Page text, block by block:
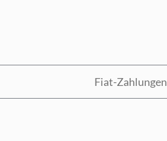
Fiat-Zahlungen